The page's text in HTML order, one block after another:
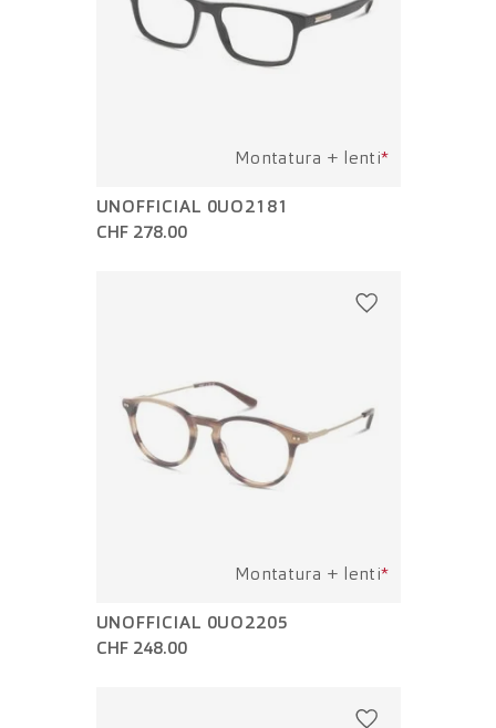
Montatura + lenti*
UNOFFICIAL 0UO2181
CHF 278.00
Montatura + lenti*
UNOFFICIAL 0UO2205
CHF 248.00